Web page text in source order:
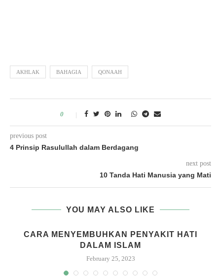
AKHLAK BAHAGIA QONAAH
0
previous post
4 Prinsip Rasulullah dalam Berdagang
next post
10 Tanda Hati Manusia yang Mati
YOU MAY ALSO LIKE
CARA MENYEMBUHKAN PENYAKIT HATI
DALAM ISLAM
February 25, 2023